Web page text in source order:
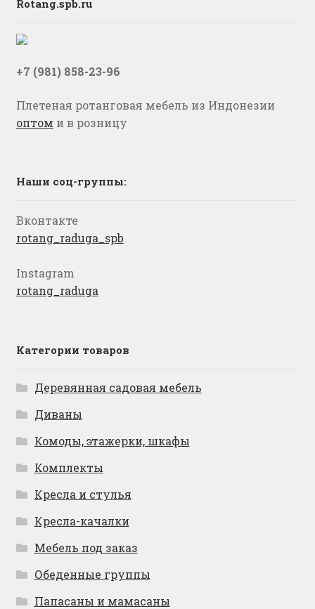
Rotang.spb.ru
+7 (981) 858-23-96
Плетеная ротанговая мебель из Индонезии
оптом и в розницу
Наши соц-группы:
Вконтакте
rotang_raduga_spb
Instagram
rotang_raduga
Категории товаров
Деревянная садовая мебель
Диваны
Комоды, этажерки, шкафы
Комплекты
Кресла и стулья
Кресла-качалки
Мебель под заказ
Обеденные группы
Папасаны и мамасаны